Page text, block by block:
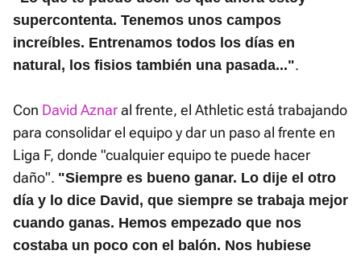
supercontenta. Tenemos unos campos
increíbles. Entrenamos todos los días en
natural, los fisios también una pasada...".
Con David Aznaral frente, el Athletic está trabajando
para consolidar el equipo y dar un paso al frente en
Liga F, donde "cualquier equipo te puede hacer
daño". "Siempre es bueno ganar. Lo dije el otro
día y lo dice David, que siempre se trabaja mejor
cuando ganas. Hemos empezado que nos
costaba un poco con el balón. Nos hubiese